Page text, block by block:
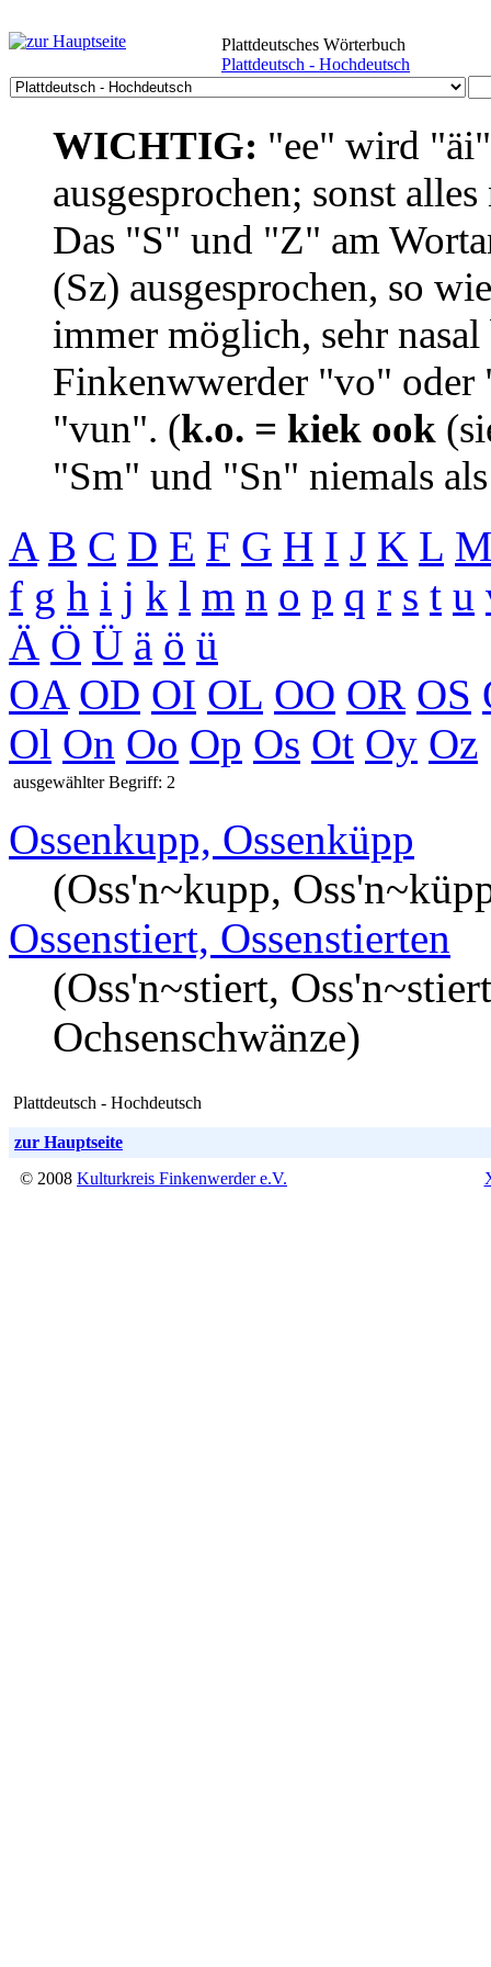
Plattdeutsches Wörterbuch
Plattdeutsch - Hochdeutsch
WICHTIG: "ee" wird
ausgesprochen; sonst
Das "S" und "Z" am
(Sz) ausgesprochen, so
immer möglich, sehr
Finkenwwerder "vo"
"vun". (k.o. = kiek ook
"Sm" und "Sn" niemals
A B C D E F G H I J K L
f g h i j k l m n o p q r s t u
Ä Ö Ü ä ö ü
OA OD OI OL OO OR OS
Ol On Oo Op Os Ot Oy Oz
ausgewählter Begriff: 2
Ossenkupp, Ossenküpp
(Oss'n~kupp,
Ossenstiert, Ossenstierten
(Oss'n~stiert,
Ochsenschwänze)
Plattdeutsch - Hochdeutsch
zur Hauptseite
© 2008 Kulturkreis Finkenwerder e.V.